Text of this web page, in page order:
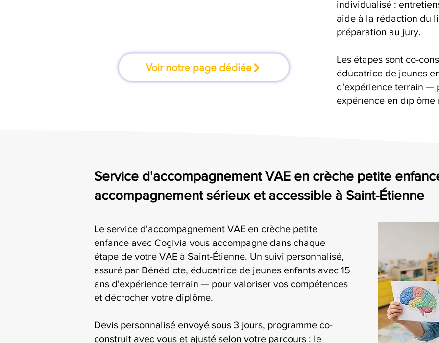
Voir notre page dédiée
individualisé :
aide à la rédaction du
préparation au jury.
Les étapes sont co-
éducatrice de jeunes
d'expérience terrain —
expérience en diplôme
Service d'accompagnement VAE en crèche petite
accompagnement sérieux et accessible à Saint-Étienne
Le service d'accompagnement VAE en crèche petite
enfance avec Cogivia vous accompagne dans chaque
étape de votre VAE à Saint-Étienne. Un suivi personnalisé,
assuré par Bénédicte, éducatrice de jeunes enfants avec 15
ans d'expérience terrain — pour valoriser vos compétences
et décrocher votre diplôme.
Devis personnalisé envoyé sous 3 jours, programme co-
construit avec vous et ajusté selon votre parcours : le